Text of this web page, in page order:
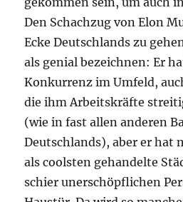
Den Schachzug von Elon
Ecke Deutschlands zu
als genial bezeichnen: Er
Konkurrenz im Umfeld,
die ihm Arbeitskräfte
(wie in fast allen anderen
Deutschlands), aber er hat
als coolsten gehandelte
schier unerschöpflichen